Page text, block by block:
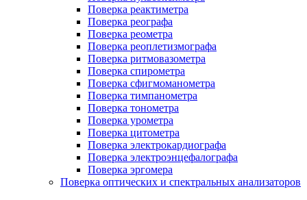
Поверка реактиметра
Поверка реографа
Поверка реометра
Поверка реоплетизмографа
Поверка ритмовазометра
Поверка спирометра
Поверка сфигмоманометра
Поверка тимпанометра
Поверка тонометра
Поверка урометра
Поверка цитометра
Поверка электрокардиографа
Поверка электроэнцефалографа
Поверка эргомера
Поверка оптических и спектральных анализаторов